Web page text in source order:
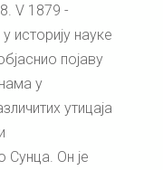
V 1879 -
историју науке
појаву
у
утицаја
Сунца. Он је